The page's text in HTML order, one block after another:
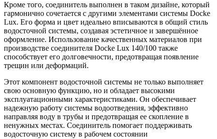
Кроме того, соединитель выполнен в таком дизайне, который
гармонично сочетается с другими элементами системы Docke
Lux. Его форма и цвет идеально вписываются в общий стиль
водосточной системы, создавая эстетичное и завершённое
оформление. Использование качественных материалов при
производстве соединителя Docke Lux 140/100 также
способствует его долговечности, предотвращая появление
трещин или деформаций.
Этот компонент водосточной системы не только выполняет
свою основную функцию, но и обладает высокими
эксплуатационными характеристиками. Он обеспечивает
надежную работу системы водоотведения, эффективно
направляя воду в трубы и предотвращая ее скопление в
ненужных местах. Соединитель помогает поддерживать
водосточную систему в рабочем состоянии